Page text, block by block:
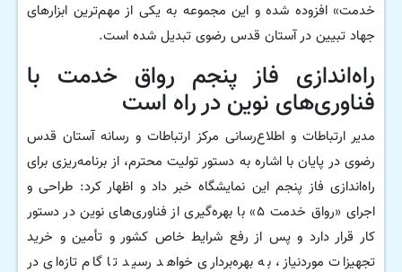
خدمت» افزوده شده و این مجموعه به یکی از مهم‌ترین ابزارهای
جهاد تبیین در آستان قدس رضوی تبدیل شده است.
راه‌اندازی فاز پنجم رواق خدمت با
فناوری‌های نوین در راه است
مدیر ارتباطات و اطلاع‌رسانی مرکز ارتباطات و رسانه آستان قدس
رضوی در پایان با اشاره به دستور تولیت محترم، از برنامه‌ریزی برای
راه‌اندازی فاز پنجم این نمایشگاه خبر داد و اظهار کرد: طراحی و
اجرای «رواق خدمت ۵» با بهره‌گیری از فناوری‌های نوین در دستور
کار قرار دارد و پس از رفع شرایط خاص کشور و تأمین و خرید
تجهیزات موردنیاز، به بهره‌برداری خواهد رسید تا گام تازه‌ای در